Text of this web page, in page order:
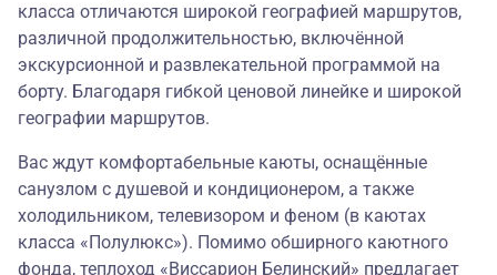
класса отличаются широкой географией маршрутов,
различной продолжительностью, включённой
экскурсионной и развлекательной программой на
борту. Благодаря гибкой ценовой линейке и широкой
географии маршрутов.
Вас ждут комфортабельные каюты, оснащённые
санузлом с душевой и кондиционером, а также
холодильником, телевизором и феном (в каютах
класса «Полулюкс»). Помимо обширного каютного
фонда, теплоход «Виссарион Белинский» предлагает